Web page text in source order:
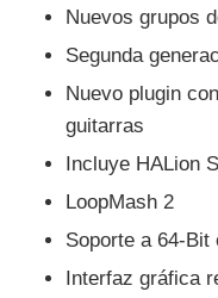
Nuevos grupos
Segunda
Nuevo plugin
guitarras
Incluye HALion
LoopMash 2
Soporte a 64-Bit
Interfaz gráfica